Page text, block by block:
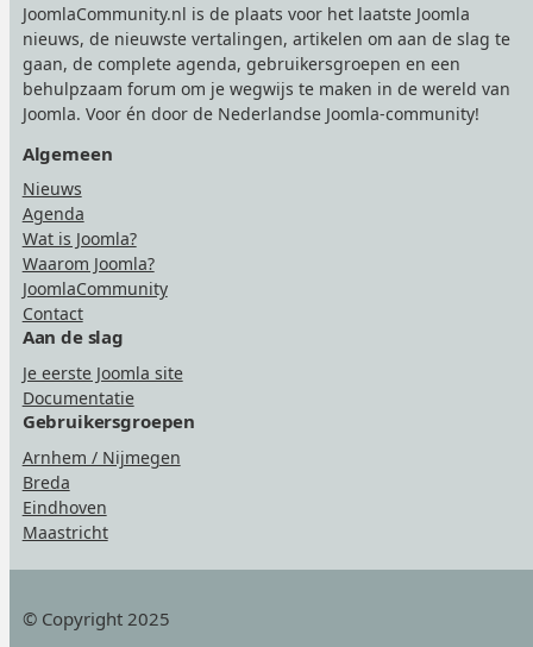
JoomlaCommunity.nl is de plaats voor het laatste Joomla
nieuws, de nieuwste vertalingen, artikelen om aan de slag te
gaan, de complete agenda, gebruikersgroepen en een
behulpzaam forum om je wegwijs te maken in de wereld van
Joomla. Voor én door de Nederlandse Joomla-community!
Algemeen
Nieuws
Agenda
Wat is Joomla?
Waarom Joomla?
JoomlaCommunity
Contact
Aan de slag
Je eerste Joomla site
Documentatie
Gebruikersgroepen
Arnhem / Nijmegen
Breda
Eindhoven
Maastricht
© Copyright 2025